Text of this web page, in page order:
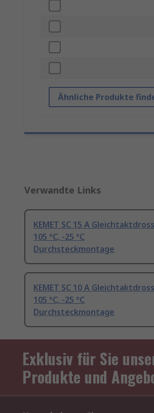
Ähnliche Produkte
Verwandte Links
KEMET SC 15 A
105 °C, -25 °C
Durchsteckmontage
KEMET SC 10 A
105 °C, -25 °C
Durchsteckmontage
Exklusiv für Sie
Produkte und